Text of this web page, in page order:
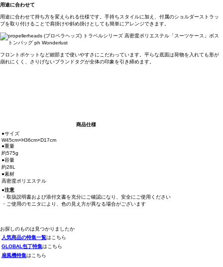
用途に合わせて
用途に合わせて持ち方を変えられる仕様です。手持ちスタイルに加え、付属のショルダーストラッ
プを取り付けることで肩掛けや斜め掛けとしても簡単にアレンジできます。
フロントポケットなど細部まで使いやすさにこだわっています。平らな底面は荷物を入れても形が
崩れにくく、さりげないブランドタグが全体の印象を引き締めます。
商品仕様
●サイズ
W45cm×H36cm×D17cm
●重量
約575g
●容量
約28L
●素材
高密度ポリエステル
●注意
・取扱説明書および添付文書を充分にご確認になり、安全にご使用ください
・ご使用のモニタにより、色の見え方が異なる場合がございます
お探しのものは見つかりましたか
人気商品の特集一覧はこちら
GLOBAL包丁特集はこちら
扇風機特集はこちら